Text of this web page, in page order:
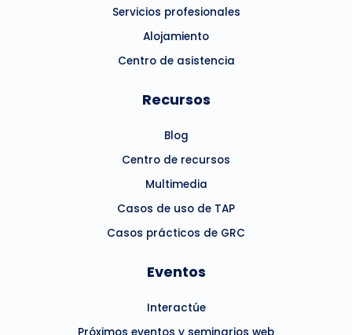
Servicios profesionales
Alojamiento
Centro de asistencia
Recursos
Blog
Centro de recursos
Multimedia
Casos de uso de TAP
Casos prácticos de GRC
Eventos
Interactúe